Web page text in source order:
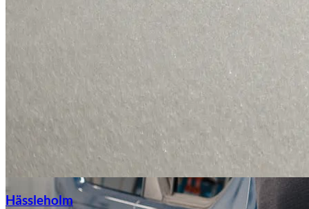
Hässleholm